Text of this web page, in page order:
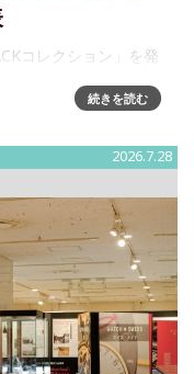
コレクション」を発
表しました。ブラン
続きを読む
2026.7.28